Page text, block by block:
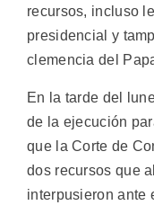
recursos, incluso
presidencial y
clemencia del
En la tarde del
de la ejecución
que la Corte de
dos recursos que
interpusieron ante